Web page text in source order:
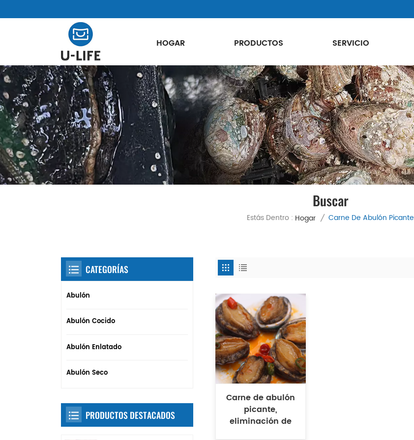
HOGAR PRODUCTOS SERVICIO
Buscar
Estás Dentro : Hogar / Carne De Abulón Picante
Carne de abulón
picante,
eliminación de
CATEGORÍAS
Abulón
Abulón Cocido
Abulón Enlatado
Abulón Seco
PRODUCTOS DESTACADOS